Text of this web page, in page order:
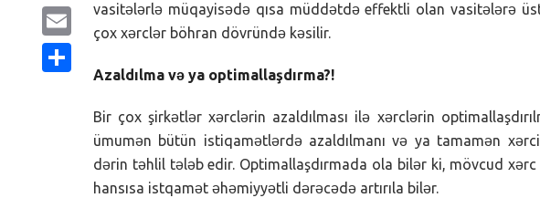
vasitələrlə müqayisədə qısa müddətdə effektli olan vasitələrə
çox xərclər böhran dövründə kəsilir.
Azaldılma və ya optimallaşdırma?!
Bir çox şirkətlər xərclərin azaldılması ilə xərclərin
ümumən bütün istiqamətlərdə azaldılmanı və ya tamamən
dərin təhlil tələb edir. Optimallaşdırmada ola bilər ki, mövcud xərc
hansısa istqamət əhəmiyyətli dərəcədə artırıla bilər.
LinkedIn
Email